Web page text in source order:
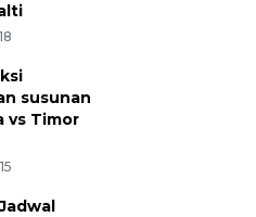
susunan
vs Timor